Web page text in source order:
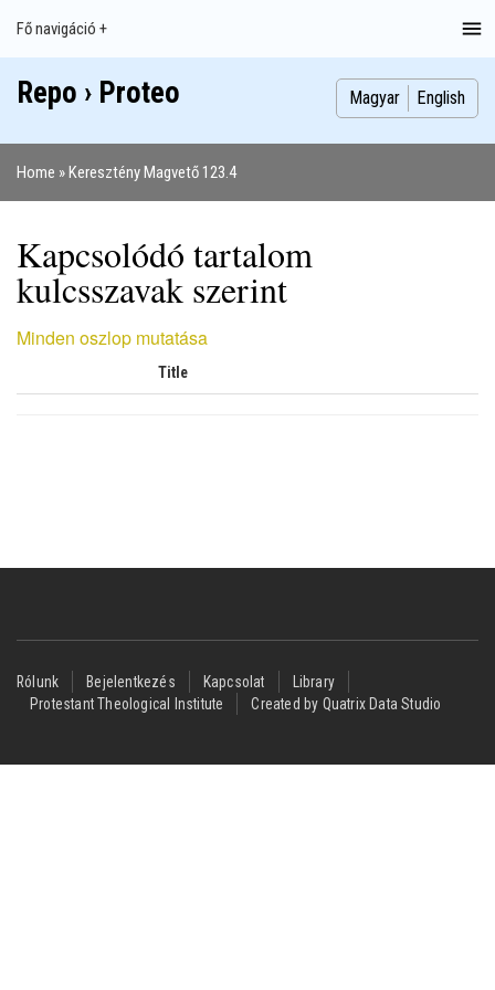
Main
navigation
Fő navigáció +
Index
Publikációk
Szakdolgozatok
Képek
Szerzők
Repo › Proteo Magyar English
Home Keresztény Magvető 123.4
Kapcsolódó tartalom
kulcsszavak szerint
Minden oszlop mutatása
Title
Footer
menu
Rólunk Bejelentkezés Kapcsolat
Library
Protestant Theological Institute
Created by Quatrix Data Studio